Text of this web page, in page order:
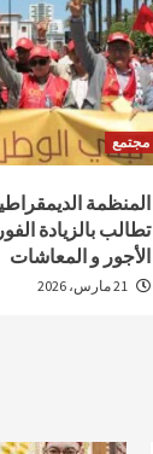
مجتمع
المنظمة
تطالب بالزيادة
الأجور و المعاشات